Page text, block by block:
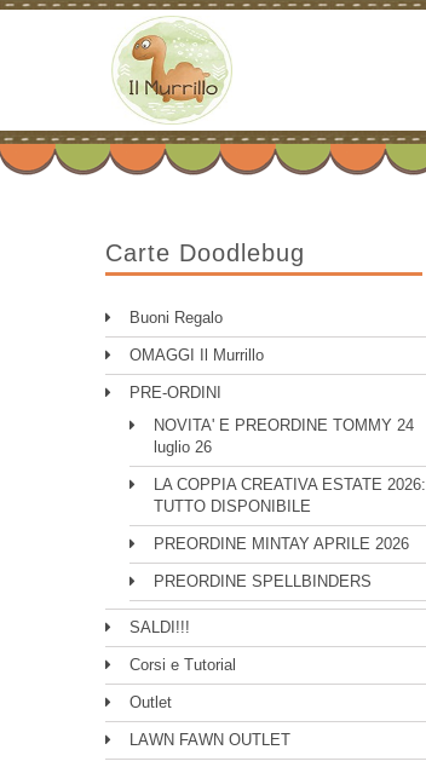
Carte Doodlebug
Buoni Regalo
OMAGGI Il Murrillo
PRE-ORDINI
NOVITA' E PREORDINE TOMMY 24
luglio 26
LA COPPIA CREATIVA ESTATE 2026:
TUTTO DISPONIBILE
PREORDINE MINTAY APRILE 2026
PREORDINE SPELLBINDERS
SALDI!!!
Corsi e Tutorial
Outlet
LAWN FAWN OUTLET